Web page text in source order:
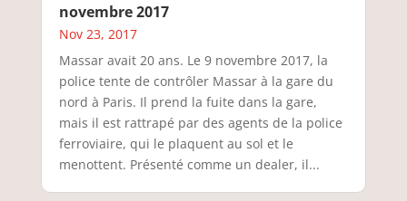
novembre 2017
Nov 23, 2017
Massar avait 20 ans. Le 9 novembre 2017, la
police tente de contrôler Massar à la gare du
nord à Paris. Il prend la fuite dans la gare,
mais il est rattrapé par des agents de la police
ferroviaire, qui le plaquent au sol et le
menottent. Présenté comme un dealer, il...